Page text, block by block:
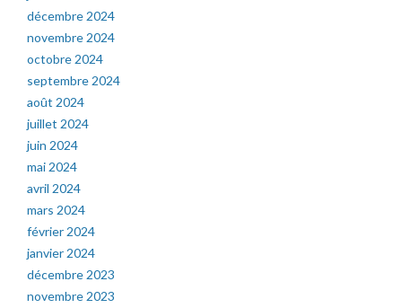
décembre 2024
novembre 2024
octobre 2024
septembre 2024
août 2024
juillet 2024
juin 2024
mai 2024
avril 2024
mars 2024
février 2024
janvier 2024
décembre 2023
novembre 2023